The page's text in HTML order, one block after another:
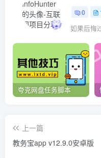
0
如果后悔
夸克网盘任务脚本
上一篇
教务宝app v12.9.0安卓版